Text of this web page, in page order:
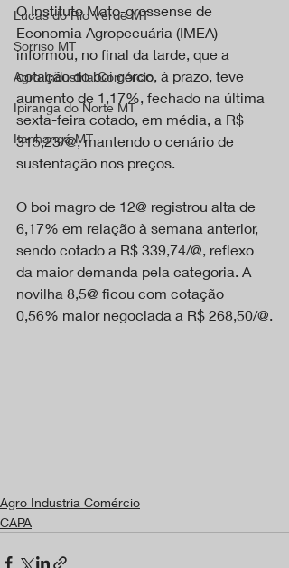
Lucas do Rio Verde MT
Sorriso MT
Agro Industria Comércio
Ipiranga do Norte MT
Itanhangá MT
O Instituto Mato-grossense de
Economia Agropecuária (IMEA)
informou, no final da tarde, que a
cotação do boi gordo, à prazo, teve
aumento de 1,17%, fechado na última
sexta-feira cotado, em média, a R$
315,23/@, mantendo o cenário de
sustentação nos preços.
O boi magro de 12@ registrou alta de
6,17% em relação à semana anterior,
sendo cotado a R$ 339,74/@, reflexo
da maior demanda pela categoria. A
novilha 8,5@ ficou com cotação
0,56% maior negociada a R$ 268,50/@.
Agro Industria Comércio
CAPA